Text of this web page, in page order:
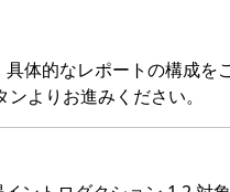
体的なレポートの構成を
よりお進みください。